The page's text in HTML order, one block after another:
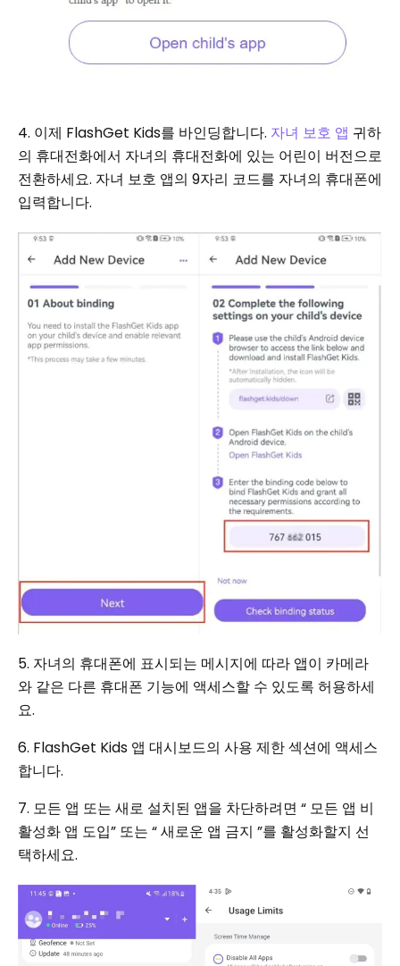
4. 이제 FlashGet Kids를 바인딩합니다. 자녀 보호 앱 귀하
의 휴대전화에서 자녀의 휴대전화에 있는 어린이 버전으로
전환하세요. 자녀 보호 앱의 9자리 코드를 자녀의 휴대폰에
입력합니다.
5. 자녀의 휴대폰에 표시되는 메시지에 따라 앱이 카메라
와 같은 다른 휴대폰 기능에 액세스할 수 있도록 허용하세
요.
6. FlashGet Kids 앱 대시보드의 사용 제한 섹션에 액세스
합니다.
7. 모든 앱 또는 새로 설치된 앱을 차단하려면 “ 모든 앱 비
활성화 앱 도입” 또는 “ 새로운 앱 금지 ”를 활성화할지 선
택하세요.